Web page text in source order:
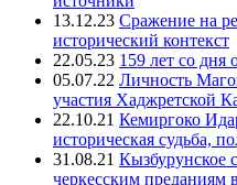
13.12.23 Сражение на
исторический контекст
22.05.23 159 лет со дня
05.07.22 Личность
участия Хаджретской
22.10.21 Кемиргоко
историческая судьба,
31.08.21 Кызбурунское
черкесским